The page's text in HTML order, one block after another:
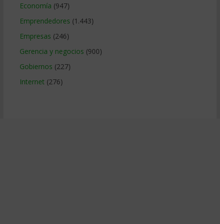
Economía (947)
Emprendedores (1.443)
Empresas (246)
Gerencia y negocios (900)
Gobiernos (227)
Internet (276)